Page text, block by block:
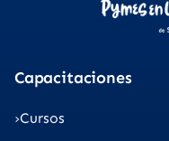
Capacitaciones
Cursos